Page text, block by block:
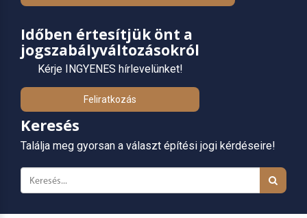
Időben értesítjük önt a
jogszabályváltozásokról
Kérje INGYENES hírlevelünket!
Feliratkozás
Keresés
Találja meg gyorsan a választ építési jogi kérdéseire!